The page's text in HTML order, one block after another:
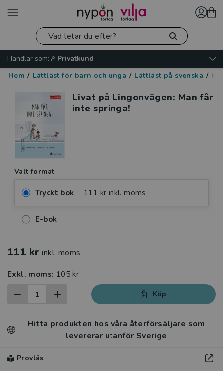
Handlar som:
Privatkund
Hem / Lättläst för barn och unga / Lättläst på svenska /
Livat på Lingonvägen: Man får
inte springa!
Valt format
Tryckt bok 111 kr inkl. moms
E-bok
111 kr inkl. moms
Exkl. moms: 105 kr
Köp
Hitta produkten hos våra återförsäljare som
levererar utanför Sverige
Provläs